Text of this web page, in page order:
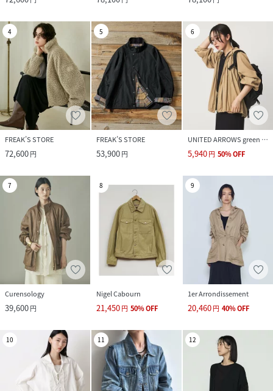
4
FREAK’S STORE
72,600円
5
FREAK’S STORE
53,900円
6
UNITED ARROWS green label relaxing
5,940円 50%OFF
7
Curensology
39,600円
8
Nigel Cabourn
21,450円 50%OFF
9
1er Arrondissement
20,460円 40%OFF
10 11 12